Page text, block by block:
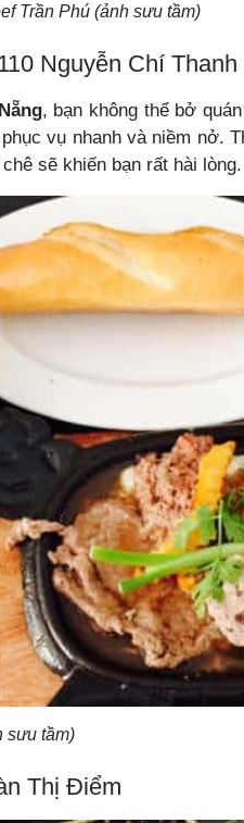
Trần Phú (ảnh sưu tầm)
Nguyễn Chí Thanh
, bạn không thể bở
vụ nhanh và niềm nở.
sẽ khiến bạn rất hài lòng.
sưu tầm)
Thị Điểm